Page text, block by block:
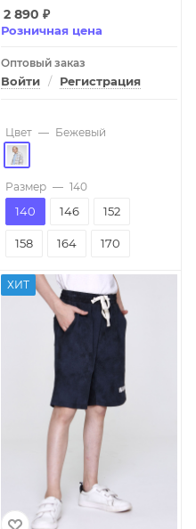
2 890 ₽
Розничная цена
Оптовый заказ
Войти / Регистрация
Цвет — Бежевый
Размер — 140
140 146 152
158 164 170
ХИТ